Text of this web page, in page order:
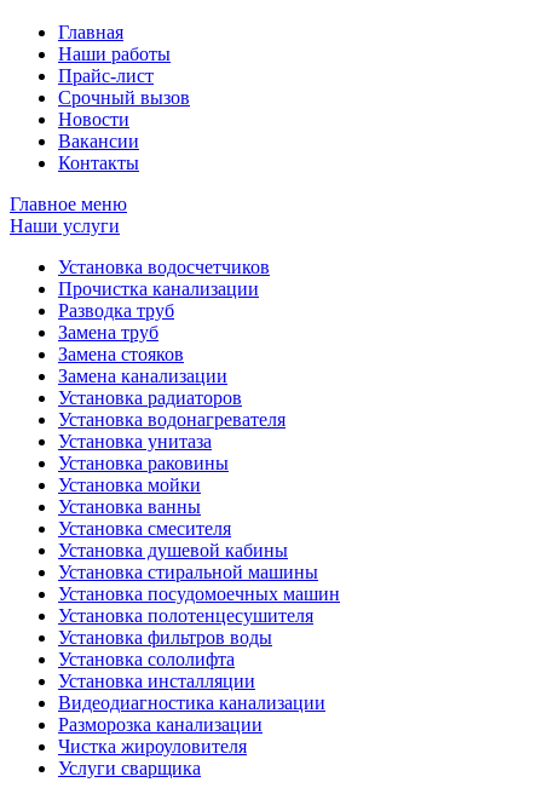
Главная
Наши работы
Прайс-лист
Срочный вызов
Новости
Вакансии
Контакты
Главное меню
Наши услуги
Установка водосчетчиков
Прочистка канализации
Разводка труб
Замена труб
Замена стояков
Замена канализации
Установка радиаторов
Установка водонагревателя
Установка унитаза
Установка раковины
Установка мойки
Установка ванны
Установка смесителя
Установка душевой кабины
Установка стиральной машины
Установка посудомоечных машин
Установка полотенцесушителя
Установка фильтров воды
Установка сололифта
Установка инсталляции
Видеодиагностика канализации
Разморозка канализации
Чистка жироуловителя
Услуги сварщика